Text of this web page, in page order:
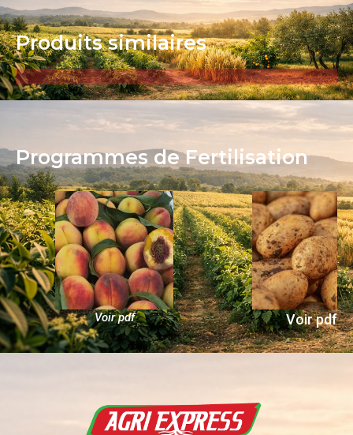
Produits similaires​
Programmes de Fertilisation
Voir pdf Voir pdf